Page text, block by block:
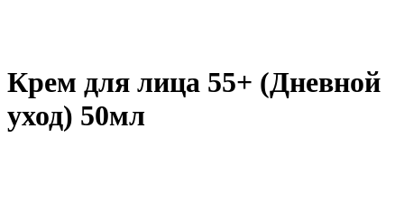
Крем для лица 55+ (Дневной
уход) 50мл